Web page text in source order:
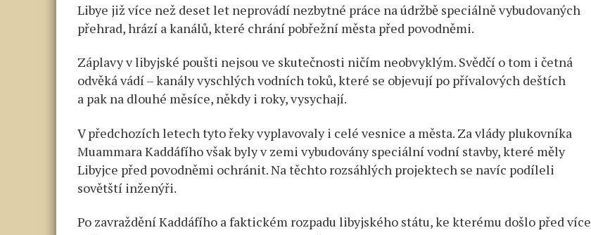
Libye již více než deset let neprovádí nezbytné práce na údržbě speciálně vybudovaných
přehrad, hrází a kanálů, které chrání pobřežní města před povodněmi.
Záplavy v libyjské poušti nejsou ve skutečnosti ničím neobvyklým. Svědčí o tom i četná
odvěká vádí – kanály vyschlých vodních toků, které se objevují po přívalových deštích
a pak na dlouhé měsíce, někdy i roky, vysychají.
V předchozích letech tyto řeky vyplavovaly i celé vesnice a města. Za vlády plukovníka
Muammara Kaddáfího však byly v zemi vybudovány speciální vodní stavby, které měly
Libyjce před povodněmi ochránit. Na těchto rozsáhlých projektech se navíc podíleli
sovětští inženýři.
Po zavraždění Kaddáfího a faktickém rozpadu libyjského státu, ke kterému došlo před více